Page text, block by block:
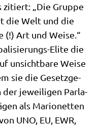
„Die Grup­pe
die Welt und die
(!) Art und Wei­se.“
Eli­te die
unsicht­ba­re Wei­se
sie die Gesetz­ge­
der jewei­li­gen Par­la­
als Mario­net­ten
UNO, EU, EWR,